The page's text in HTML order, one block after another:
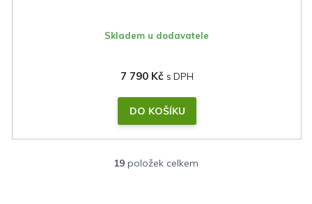
Skladem u dodavatele
7 790 Kč
DO KOŠÍKU
O
19 položek celkem